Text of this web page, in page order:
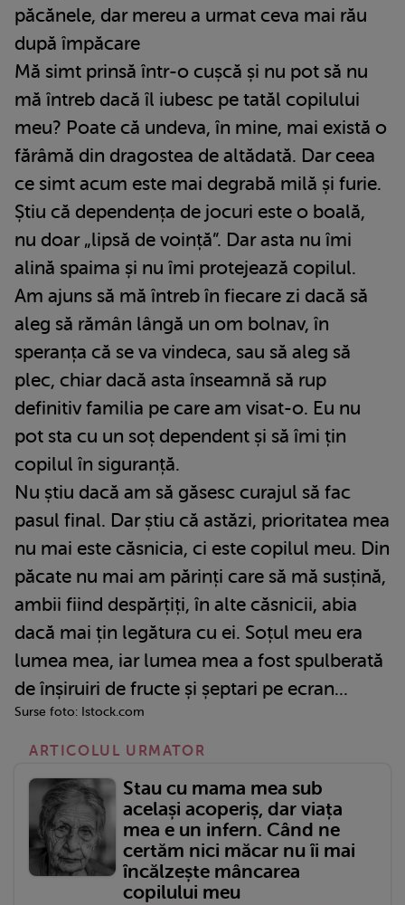
păcănele, dar mereu a urmat ceva mai rău
după împăcare
Mă simt prinsă într-o cușcă și nu pot să nu
mă întreb dacă îl iubesc pe tatăl copilului
meu? Poate că undeva, în mine, mai există o
fărâmă din dragostea de altădată. Dar ceea
ce simt acum este mai degrabă milă și furie.
Știu că dependența de jocuri este o boală,
nu doar „lipsă de voință”. Dar asta nu îmi
alină spaima și nu îmi protejează copilul.
Am ajuns să mă întreb în fiecare zi dacă să
aleg să rămân lângă un om bolnav, în
speranța că se va vindeca, sau să aleg să
plec, chiar dacă asta înseamnă să rup
definitiv familia pe care am visat-o. Eu nu
pot sta cu un soț dependent și să îmi țin
copilul în siguranță.
Nu știu dacă am să găsesc curajul să fac
pasul final. Dar știu că astăzi, prioritatea mea
nu mai este căsnicia, ci este copilul meu. Din
păcate nu mai am părinți care să mă susțină,
ambii fiind despărțiți, în alte căsnicii, abia
dacă mai țin legătura cu ei. Soțul meu era
lumea mea, iar lumea mea a fost spulberată
de înșiruiri de fructe și șeptari pe ecran...
Surse foto: Istock.com
ARTICOLUL URMATOR
Stau cu mama mea sub
același acoperiș, dar viața
mea e un infern. Când ne
certăm nici măcar nu îi mai
încălzește mâncarea
copilului meu